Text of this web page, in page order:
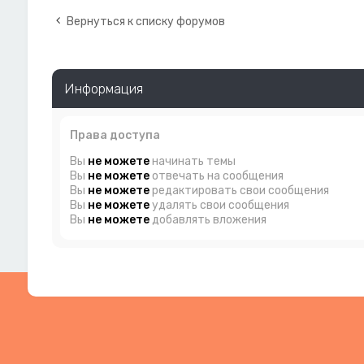
Вернуться к списку форумов
Информация
Права доступа
Вы не можетеначинать темы
Вы не можетеотвечать на сообщения
Вы не можетередактировать свои сообщения
Вы не можетеудалять свои сообщения
Вы не можетедобавлять вложения